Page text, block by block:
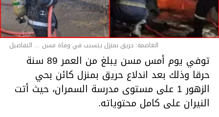
العاصمة: حريق بمنزل يتسبب في وفاة مسن ... التفاصيل
توفي يوم أمس مسن يبلغ من العمر 89 سنة
حرقا وذلك بعد اندلاع حريق بمنزل كائن بحي
الزهور 1 على مستوى مدرسة السمران، حيث أتت
النيران على كامل محتوياته.